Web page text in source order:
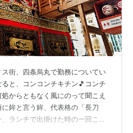
街、四条烏丸で勤務についてい
と、コンコンチキチン🎵コンチ
からともなく風にのって聞こえ
鉾と言う鉾、代表格の「長刀
ランチで出掛けた時の一回こっ